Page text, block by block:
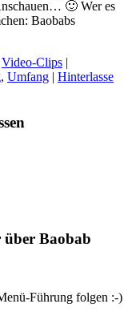
🙂 Wer es
Baobabs
Video-Clips |
, Umfang | Hinterlasse
Baobab
Führung folgen :-)